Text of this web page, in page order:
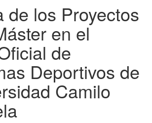
de los Proyectos
en el
de
Deportivos de
Camilo